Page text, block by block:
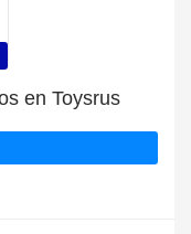
en Toysrus